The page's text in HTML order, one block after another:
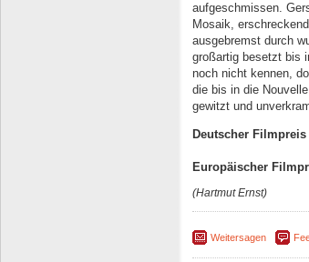
aufgeschmissen.
Mosaik,
ausgebremst durch
großartig besetzt bis
noch nicht kennen,
die bis in die
gewitzt und
Deutscher Filmpreis
Europäischer
(Hartmut Ernst)
Weitersagen